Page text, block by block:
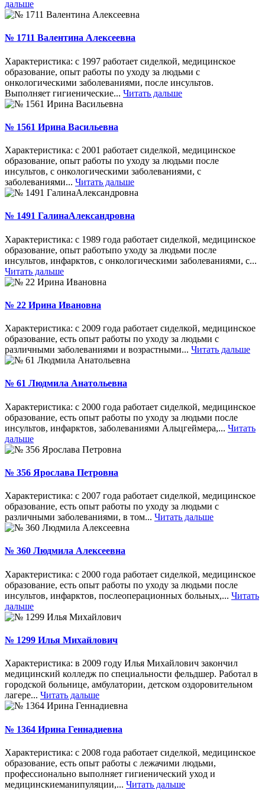
дальше
№ 1711 Валентина Алексеевна
Характеристика: с 1997 работает сиделкой, медицинское
образование, опыт работы по уходу за людьми с
онкологическими заболеваниями, после инсультов.
Выполняет гигиенические... Читать дальше
№ 1561 Ирина Васильевна
Характеристика: с 2001 работает сиделкой, медицинское
образование, опыт работы по уходу за людьми после
инсультов, с онкологическими заболеваниями, с
заболеваниями... Читать дальше
№ 1491 ГалинаАлександровна
Характеристика: с 1989 года работает сиделкой, медицинское
образование, опыт работыпо уходу за людьми после
инсультов, инфарктов, с онкологическими заболеваниями, с...
Читать дальше
№ 22 Ирина Ивановна
Характеристика: с 2009 года работает сиделкой, медицинское
образование, есть опыт работы по уходу за людьми с
различными заболеваниями и возрастными... Читать дальше
№ 61 Людмила Анатольевна
Характеристика: с 2000 года работает сиделкой, медицинское
образование, есть опыт работы по уходу за людьми после
инсультов, инфарктов, заболеваниями Альцгеймера,... Читать
дальше
№ 356 Ярослава Петровна
Характеристика: с 2007 года работает сиделкой, медицинское
образование, есть опыт работы по уходу за людьми с
различными заболеваниями, в том... Читать дальше
№ 360 Людмила Алексеевна
Характеристика: с 2000 года работает сиделкой, медицинское
образование, есть опыт работы по уходу за людьми после
инсультов, инфарктов, послеоперационных больных,... Читать
дальше
№ 1299 Илья Михайлович
Характеристика: в 2009 году Илья Михайлович закончил
медицинский колледж по специальности фельдшер. Работал в
городской больнице, амбулатории, детском оздоровительном
лагере... Читать дальше
№ 1364 Ирина Геннадиевна
Характеристика: с 2008 года работает сиделкой, медицинское
образование, есть опыт работы с лежачими людьми,
профессионально выполняет гигиенический уход и
медицинскиеманипуляции,... Читать дальше